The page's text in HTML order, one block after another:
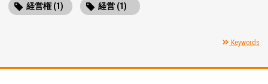
経営権 (1) 経営 (1)
Keywords